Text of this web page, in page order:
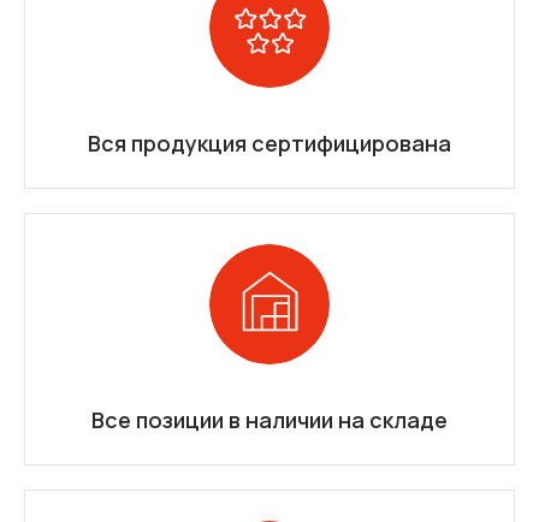
Вся продукция сертифицирована
Все позиции в наличии на складе